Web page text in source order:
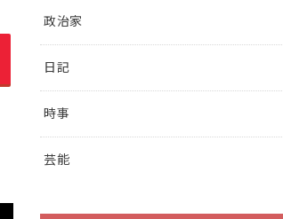
政治家
日記
時事
芸能